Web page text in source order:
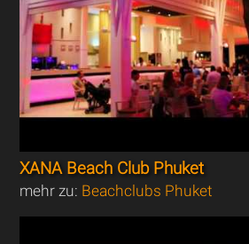
XANA Beach Club Phuket
mehr zu: Beachclubs Phuket